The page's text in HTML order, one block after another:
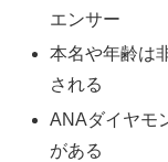
エンサー
本名や年齢は
される
ANAダイヤモ
がある